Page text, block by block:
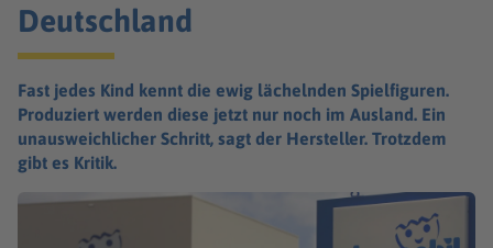
Deutschland
Fast jedes Kind kennt die ewig lächelnden Spielfiguren.
Produziert werden diese jetzt nur noch im Ausland. Ein
unausweichlicher Schritt, sagt der Hersteller. Trotzdem
gibt es Kritik.